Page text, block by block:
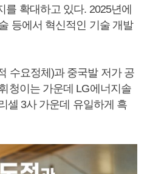
를 확대하고 있다. 2025년에
등에서 혁신적인 기술 개발
수요정체)과 중국발 저가 공
청이는 가운데 LG에너지솔
셀 3사 가운데 유일하게 흑